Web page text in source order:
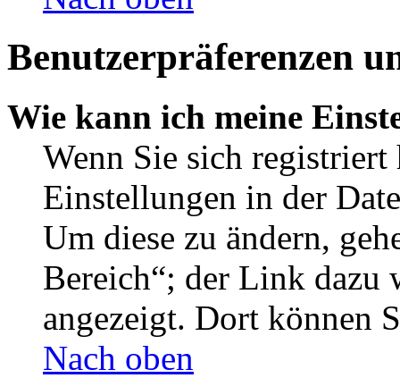
Benutzerpräferenzen
Wie kann ich meine
Wenn Sie sich
Einstellungen in der
Um diese zu ändern,
Bereich“; der Link dazu
angezeigt. Dort können
Nach oben